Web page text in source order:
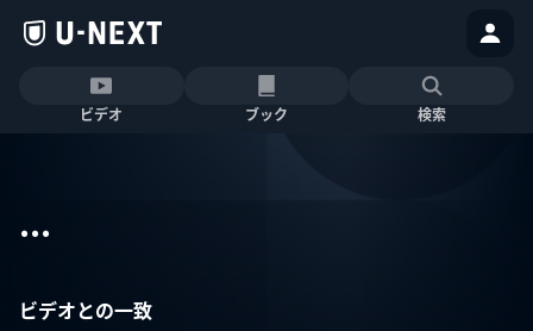
ビデオ ブック 検索
...
ビデオとの一致